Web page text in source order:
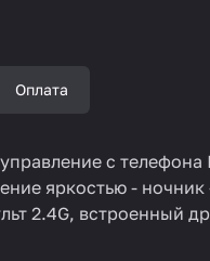
Оплата
с
яркостью -
2.4G, встроенный